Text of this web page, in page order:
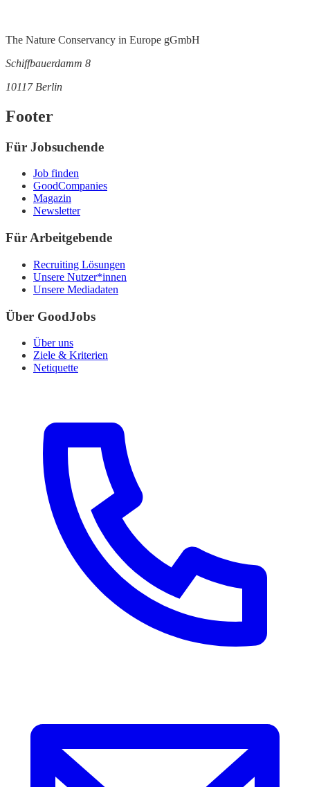
The Nature Conservancy in Europe gGmbH
Schiffbauerdamm 8
10117 Berlin
Footer
Für Jobsuchende
Job finden
GoodCompanies
Magazin
Newsletter
Für Arbeitgebende
Recruiting Lösungen
Unsere Nutzer*innen
Unsere Mediadaten
Über GoodJobs
Über uns
Ziele & Kriterien
Netiquette